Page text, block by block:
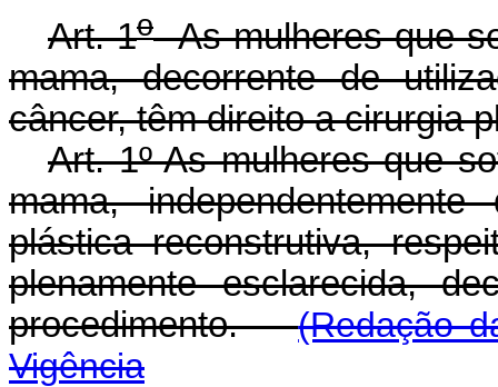
Art. 1oAs mulheres que
mama, decorrente de
câncer, têm direito a cirurgia
Art. 1º As mulheres que
mama,
plástica reconstrutiva,
plenamente esclarecida,
procedimento.(Redação
Vigência